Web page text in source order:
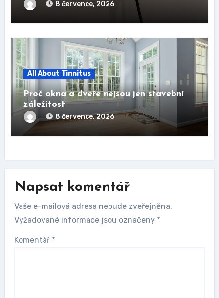
8 července, 2026
All About Tinnitus
Proč okna a dveře nejsou jen stavební
záležitost
8 července, 2026
Napsat komentář
Vaše e-mailová adresa nebude zveřejněna.
Vyžadované informace jsou označeny *
Komentář *